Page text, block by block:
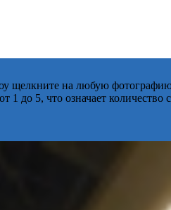
щелкните на любую
до 5, что означает